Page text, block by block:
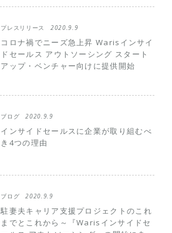
プレスリリース 2020.9.9
コロナ禍でニーズ急上昇 Warisインサイ
ドセールス アウトソーシング スタート
アップ・ベンチャー向けに提供開始
ブログ 2020.9.9
インサイドセールスに企業が取り組むべ
き4つの理由
ブログ 2020.9.9
駐妻夫キャリア支援プロジェクトのこれ
までとこれから～『Warisインサイドセ